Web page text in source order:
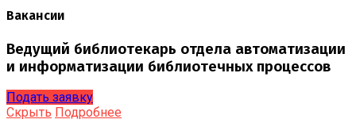
Вакансии
Ведущий библиотекарь отдела автоматизации
и информатизации библиотечных процессов
Подать заявку
Скрыть Подробнее